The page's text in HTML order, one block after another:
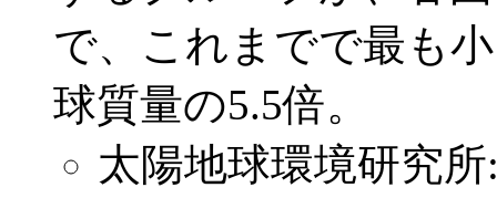
で、これまでで最も
球質量の5.5倍。
太陽地球環境研究